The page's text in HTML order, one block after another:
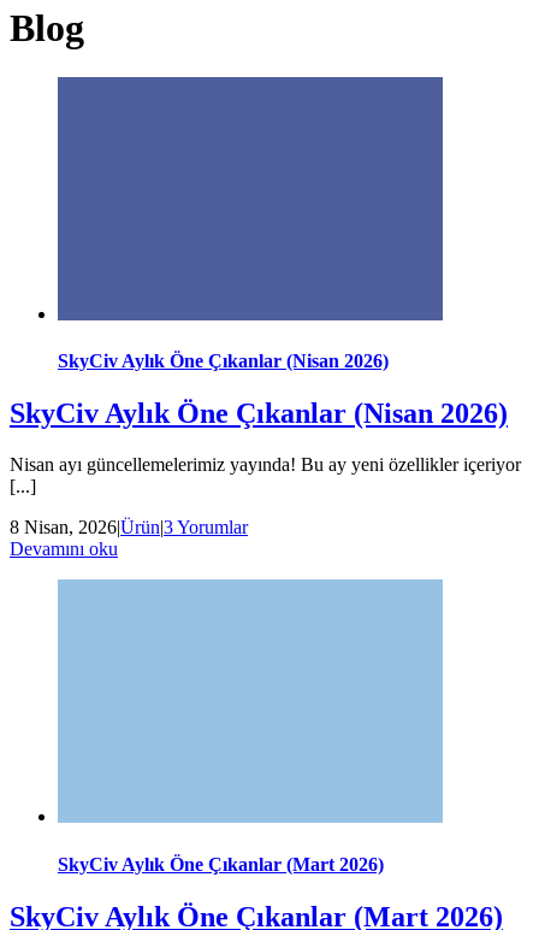
Blog
SkyCiv Aylık Öne Çıkanlar (Nisan 2026)
SkyCiv Aylık Öne Çıkanlar (Nisan 2026)
Nisan ayı güncellemelerimiz yayında! Bu ay yeni özellikler içeriyor
[...]
8 Nisan, 2026|Ürün|3 Yorumlar
Devamını oku
SkyCiv Aylık Öne Çıkanlar (Mart 2026)
SkyCiv Aylık Öne Çıkanlar (Mart 2026)